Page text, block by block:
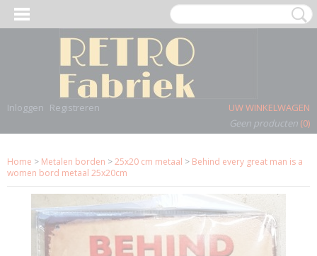
Inloggen Registreren
UW WINKELWAGEN
Geen producten (0)
Home > Metalen borden >25x20 cm metaal > Behind every great man is a
women bord metaal 25x20cm